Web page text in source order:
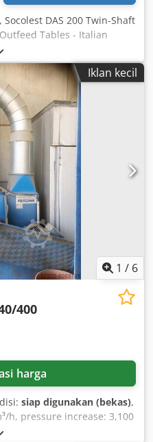
, Socolest DAS 200 Twin-Shaft
Tables - Italian
table - Discharge outfeed
SPECIFICATIONS: -
width: 400 mm - Motor
630 mm - Maximum blade
40 m/min - Hydraulic
adjustment of
- Four upper feed rollers -
- Shaft diameter: 70 mm
side centering
mm - Minimum
guide - Belt infeed table:
- Pneumatic upper
by frequency
- Roller width: 800 mm -
discharge chains Dkjdpfx
1900 mm Transport
x 200 cm Weight: 8 t
Iklan kecil
1 / 6
400
harga
siap digunakan (bekas),
h, pressure increase: 3,100
18.5 kW, weight: 790